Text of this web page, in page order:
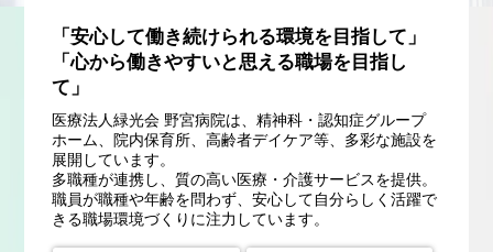
「安心して働き続けられる環境を目指して」
「心から働きやすいと思える職場を目指し
て」
医療法人緑光会 野宮病院は、精神科・認知症グループ
ホーム、院内保育所、高齢者デイケア等、多彩な施設を
展開しています。
多職種が連携し、質の高い医療・介護サービスを提供。
職員が職種や年齢を問わず、安心して自分らしく活躍で
きる職場環境づくりに注力しています。